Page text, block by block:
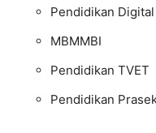
Pendidikan Digital
MBMMBI
Pendidikan TVET
Pendidikan